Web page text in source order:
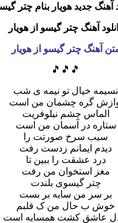
آهنگ جدید هویار بنام چتر گیسو
آهنگ چتر گیسو از هویار
آهنگ چتر گیسو از هویار
🎵🎵🎵
خیال تو نیمه ی شب
گره چشمان من است
الماس چشم نیلوفریت
ستاره در آسمان من است
سیب سرخ صورتت را
دیدم ایمانم زدست رفت
درد عشقت را ببین تا
مغز استخوان من رفت
چتر گیسوی بلندت
بر سر من سایه بر بست
خوش ب حال من ک قلبم
دل عاشق کشت همسایه است